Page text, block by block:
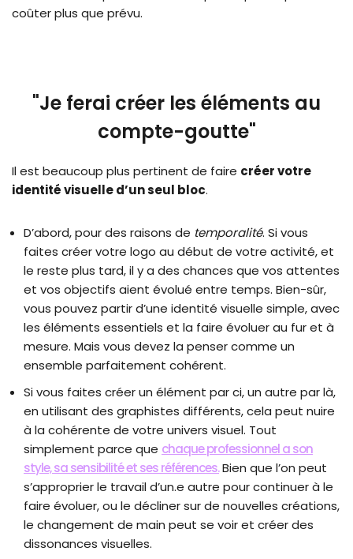
coûter plus que prévu.
"Je ferai créer les éléments au
compte-goutte"
Il est beaucoup plus pertinent de faire créer votre
identité visuelle d’un seul bloc.
D’abord, pour des raisons de temporalité. Si vous
faites créer votre logo au début de votre activité, et
le reste plus tard, il y a des chances que vos attentes
et vos objectifs aient évolué entre temps. Bien-sûr,
vous pouvez partir d’une identité visuelle simple, avec
les éléments essentiels et la faire évoluer au fur et à
mesure. Mais vous devez la penser comme un
ensemble parfaitement cohérent.
Si vous faites créer un élément par ci, un autre par là,
en utilisant des graphistes différents, cela peut nuire
à la cohérente de votre univers visuel. Tout
simplement parce que chaque professionnel a son
style, sa sensibilité et ses références.Bien que l’on peut
s’approprier le travail d’un.e autre pour continuer à le
faire évoluer, ou le décliner sur de nouvelles créations,
le changement de main peut se voir et créer des
dissonances visuelles.